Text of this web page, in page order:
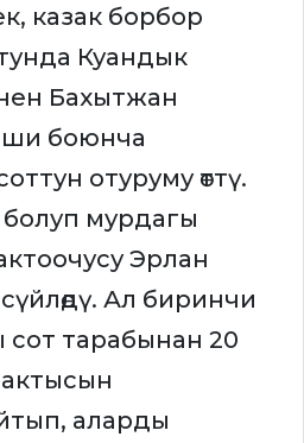
казак борбор
Куандык
Бахытжан
боюнча
отуруму өттү.
мурдагы
Эрлан
Ал биринчи
тарабынан 20
аларды